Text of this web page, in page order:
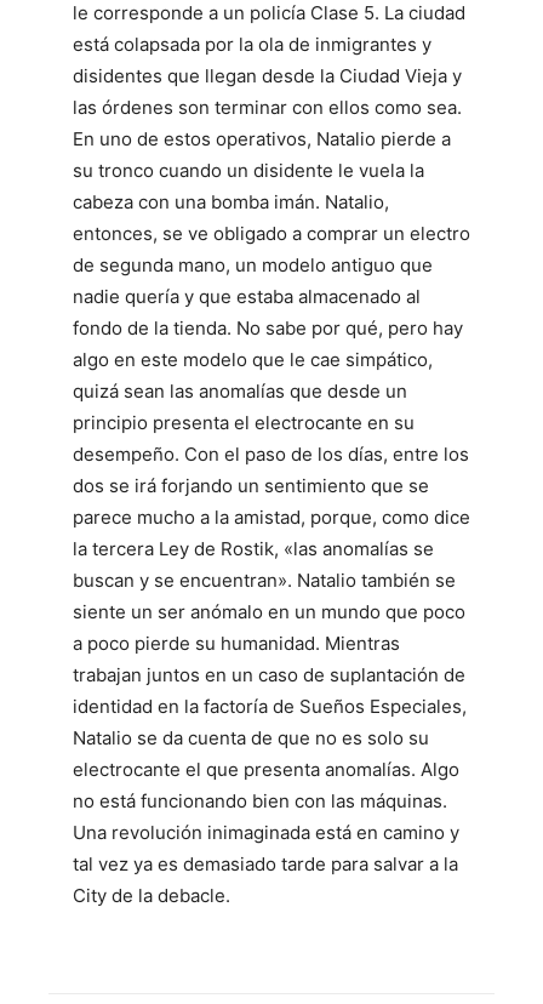
le corresponde a un policía Clase 5. La ciudad
está colapsada por la ola de inmigrantes y
disidentes que llegan desde la Ciudad Vieja y
las órdenes son terminar con ellos como sea.
En uno de estos operativos, Natalio pierde a
su tronco cuando un disidente le vuela la
cabeza con una bomba imán. Natalio,
entonces, se ve obligado a comprar un electro
de segunda mano, un modelo antiguo que
nadie quería y que estaba almacenado al
fondo de la tienda. No sabe por qué, pero hay
algo en este modelo que le cae simpático,
quizá sean las anomalías que desde un
principio presenta el electrocante en su
desempeño. Con el paso de los días, entre los
dos se irá forjando un sentimiento que se
parece mucho a la amistad, porque, como dice
la tercera Ley de Rostik, «las anomalías se
buscan y se encuentran». Natalio también se
siente un ser anómalo en un mundo que poco
a poco pierde su humanidad. Mientras
trabajan juntos en un caso de suplantación de
identidad en la factoría de Sueños Especiales,
Natalio se da cuenta de que no es solo su
electrocante el que presenta anomalías. Algo
no está funcionando bien con las máquinas.
Una revolución inimaginada está en camino y
tal vez ya es demasiado tarde para salvar a la
City de la debacle.